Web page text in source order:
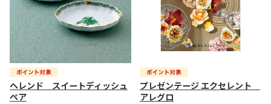
ヘレンド スイートディッシュ
ペア
プレゼンテージ エクセレント
アレグロ